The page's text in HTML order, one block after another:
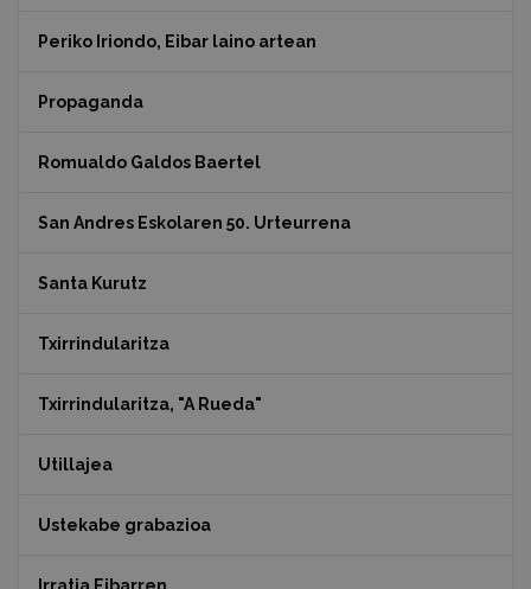
Periko Iriondo, Eibar laino artean
Propaganda
Romualdo Galdos Baertel
San Andres Eskolaren 50. Urteurrena
Santa Kurutz
Txirrindularitza
Txirrindularitza, "A Rueda"
Utillajea
Ustekabe grabazioa